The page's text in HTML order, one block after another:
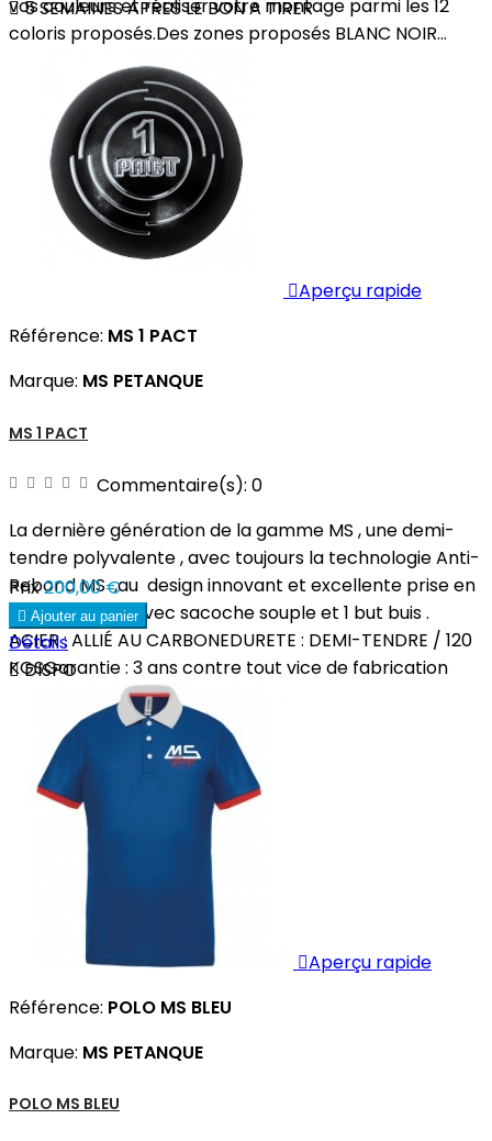
vos couleurs et réaliser votre montage parmi les 12
coloris proposés.Des zones proposés BLANC NOIR...
5 SEMAINES APRES LE BON A TIRER
Aperçu rapide
Référence: MS 1 PACT
Marque: MS PETANQUE
MS 1 PACT
Commentaire(s): 0
La dernière génération de la gamme MS , une demi-
tendre polyvalente , avec toujours la technologie Anti-
Rebond MS ,au design innovant et excellente prise en
main.Livraison avec sacoche souple et 1 but buis .
ACIER : ALLIÉ AU CARBONEDURETE : DEMI-TENDRE / 120
KGSGarantie : 3 ans contre tout vice de fabrication
Prix200,00 €
 Ajouter au panier
Détails
DISPO
Aperçu rapide
Référence: POLO MS BLEU
Marque: MS PETANQUE
POLO MS BLEU